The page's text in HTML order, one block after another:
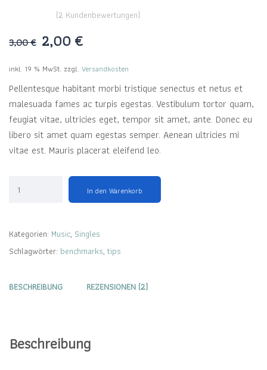
(2 Kundenbewertungen)
3,00€ 2,00 €
inkl. 19 % MwSt. zzgl. Versandkosten
Pellentesque habitant morbi tristique senectus et netus et
malesuada fames ac turpis egestas. Vestibulum tortor quam,
feugiat vitae, ultricies eget, tempor sit amet, ante. Donec eu
libero sit amet quam egestas semper. Aenean ultricies mi
vitae est. Mauris placerat eleifend leo.
In den Warenkorb
Kategorien: Music, Singles
Schlagwörter: benchmarks, tips
BESCHREIBUNG REZENSIONEN (2)
Beschreibung